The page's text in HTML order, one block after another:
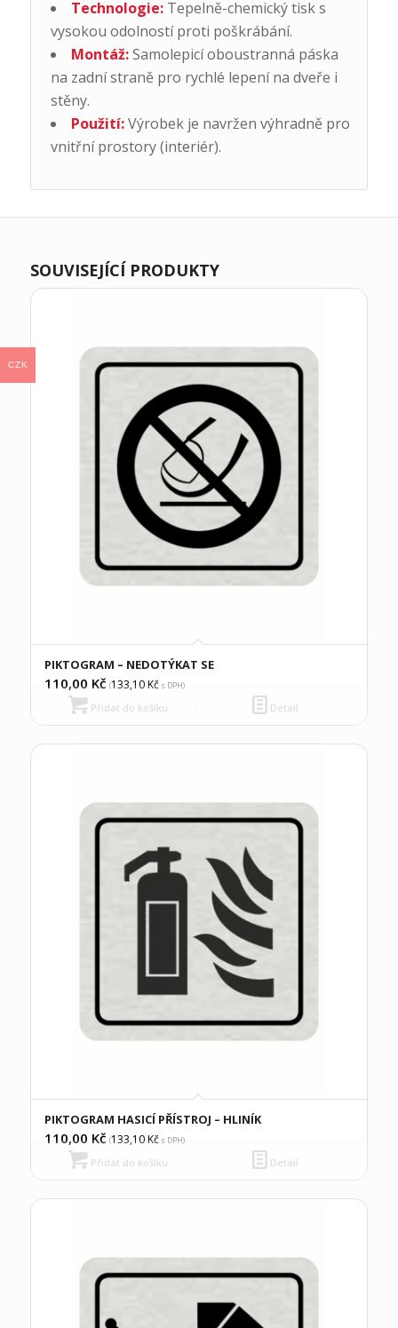
Technologie:Tepelně-chemický tisk s
vysokou odolností proti poškrábání.
Montáž:Samolepicí oboustranná páska
na zadní straně pro rychlé lepení na dveře i
stěny.
Použití:Výrobek je navržen výhradně pro
vnitřní prostory (interiér).
SOUVISEJÍCÍ PRODUKTY
PIKTOGRAM – NEDOTÝKAT SE
110,00 Kč (133,10Kčs DPH)
Přidat do košíku Detail
PIKTOGRAM HASICÍ PŘÍSTROJ – HLINÍK
110,00 Kč (133,10Kčs DPH)
Přidat do košíku Detail
CZK